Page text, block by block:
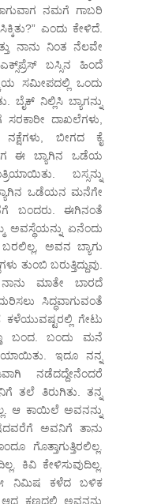
ನಮಗೆ ಗಾಬರಿ
ಎಂದು ಕೇಳಿದೆ.
ನಾನು ನಿಂತ ನೆಲವೇ
ಬಸ್ಸಿನ ಹಿಂದೆ
ಸಮೀಪದಲ್ಲಿ ಒಂದು
ಬೈಕ್ ನಿಲ್ಲಿಸಿ ಬ್ಯಾಗನ್ನು
ದಾಖಲೆಗಳು,
ಬೀಗದ ಕೈ
ಈ ಬ್ಯಾಗಿನ ಒಡೆಯ
ಬಸ್ಸನ್ನು
ಒಡೆಯನ ಮನೆಗೇ
ಬಂದರು. ಈಗಿನಂತೆ
ಅವಸ್ಥೆಯನ್ನು ಏನೆಂದು
ಅವನ ಬ್ಯಾಗು
ತುಂಬಿ ಬರುತ್ತಿದ್ದುವು.
ನಾನು ಮಾತೇ ಬಾರದೆ
ಸಿದ್ಧವಾಗುವಂತೆ
ಗೇಟು
ಬಂದ. ಬಂದು ಮನೆ
ಇದೂ ನನ್ನ
ನಡೆದದ್ದೇನೆಂದರೆ
ತಲೆ ತಿರುಗಿತು. ತನ್ನ
ಆ ಕಾಯಿಲೆ ಅವನನ್ನು
ಅವನಿಗೆ ತಾನು
ಗೊತ್ತಾಗುತ್ತಿರಲಿಲ್ಲ.
ಕಿವಿ ಕೇಳಿಸುವುದಿಲ್ಲ.
ನಿಮಿಷ ಕಳೆದ ಬಳಿಕ
ಕ್ಷಣದಲ್ಲಿ ಅವನನ್ನು